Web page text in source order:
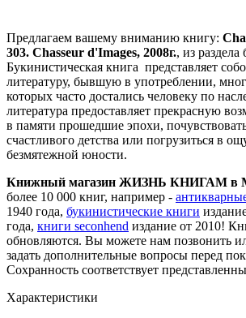
Предлагаем вашему вниманию книгу:
303. Chasseur d'Images, 2008г., из раздела
Букинистическая книга представляет
литературу, бывшую в употреблении,
которых часто достались человеку по
литература предоставляет прекрасную
в памяти прошедшие эпохи,
счастливого детства или погрузиться в
безмятежной юности.
Книжный магазин ЖИЗНЬ КНИГАМ в
более 10 000 книг, например -
1940 года, букинистические книги
года, книги seconhend издание от 2010!
обновляются. Вы можете нам позвонить
задать дополнительные вопросы перед
Сохранность соответствует
Характеристики